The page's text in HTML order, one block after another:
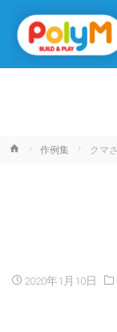
ホ
作例集 クマ
2020年1月10日